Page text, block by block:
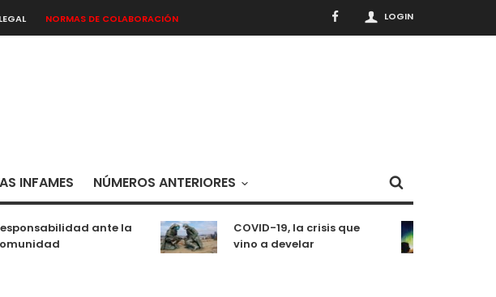
LOGIN
NORMAS DE COLABORACIÓN
INFAMES NÚMEROS ANTERIORES
ante la
COVID-19, la crisis que
vino a develar